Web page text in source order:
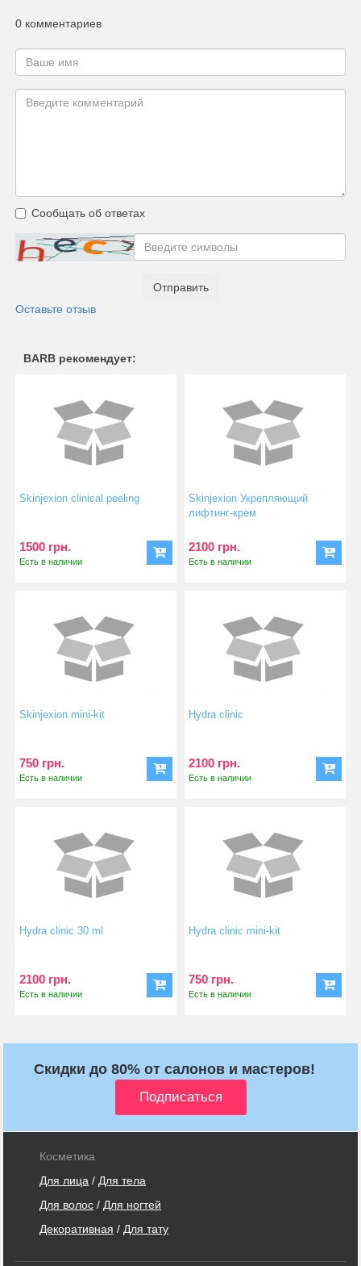
0 комментариев
Сообщать об ответах
Отправить
Оставьте отзыв
BARB рекомендует:
Skinjexion clinical peeling
1500 грн.
Есть в наличии
Skinjexion Укрепляющий
лифтинг-крем
2100 грн.
Есть в наличии
Skinjexion mini-kit
750 грн.
Есть в наличии
Hydra clinic
2100 грн.
Есть в наличии
Hydra clinic 30 ml
2100 грн.
Есть в наличии
Hydra clinic mini-kit
750 грн.
Есть в наличии
Скидки до 80% от салонов и мастеров!
Косметика
Для лица / Для тела
Для волос / Для ногтей
Декоративная / Для тату